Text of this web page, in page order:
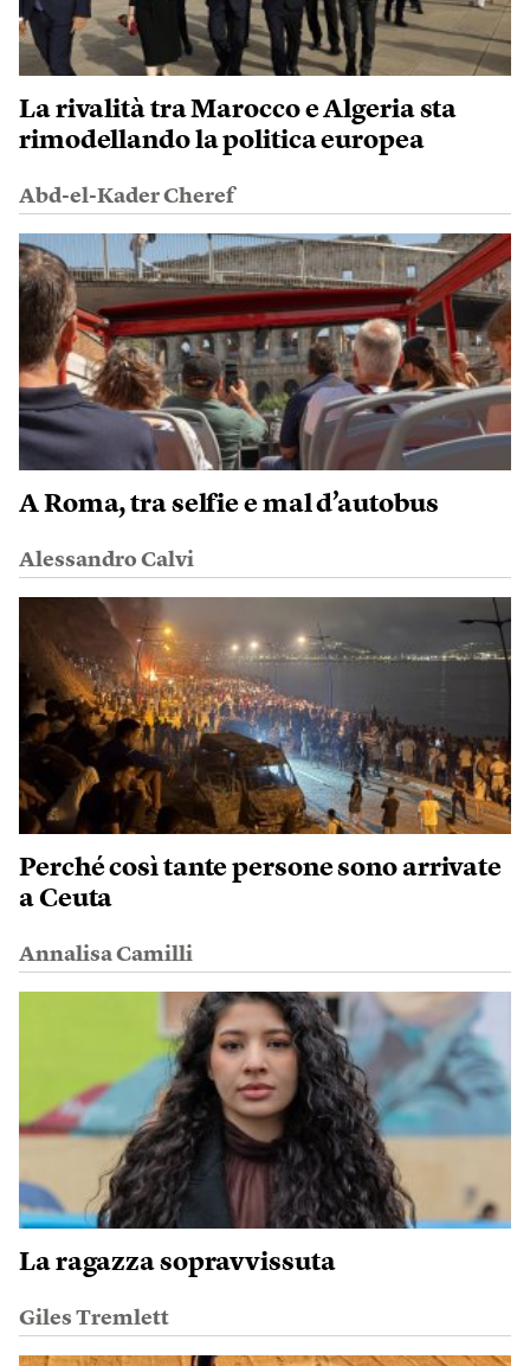
La rivalità tra Marocco e Algeria sta
rimodellando la politica europea
Abd-el-Kader Cheref
A Roma, tra selfie e mal d’autobus
Alessandro Calvi
Perché così tante persone sono arrivate
a Ceuta
Annalisa Camilli
La ragazza sopravvissuta
Giles Tremlett